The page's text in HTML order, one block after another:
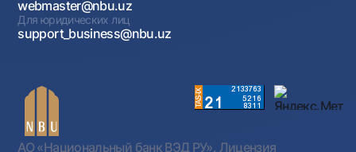
webmaster@nbu.uz
Для юридических лиц
support_business@nbu.uz
АО «Национальный банк ВЭД РУ». Лицензия